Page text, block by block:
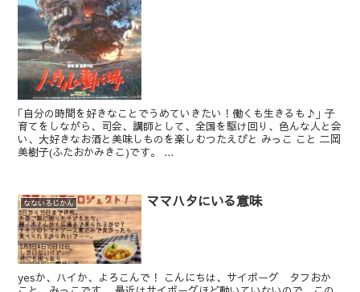
｢自分の時間を好きなことでうめていきたい！働くも生きるも♪｣ 子
育てをしながら、司会、講師として、全国を駆け回り、色んな人と会
い、大好きなお酒と美味しものを楽しむつたえびと みっこ こと 二岡
美樹子(ふたおかみきこ)です。 ...
なないろじかん ママハタにいる意味
yesか、ハイか、よろこんで！ こんにちは、サイボーグ タフおか